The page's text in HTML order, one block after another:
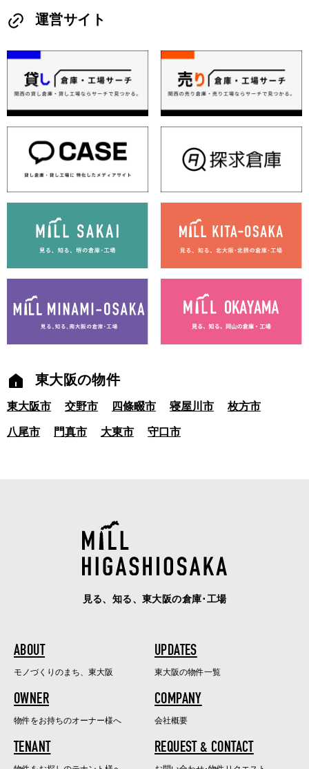
運営サイト
東大阪の物件
東大阪市 交野市 四條畷市 寝屋川市 枚方市
八尾市 門真市 大東市 守口市
見る、知る、東大阪の倉庫･工場
ABOUT
モノづくりのまち、東大阪
UPDATES
東大阪の物件一覧
OWNER
物件をお持ちのオーナー様へ
COMPANY
会社概要
TENANT REQUEST & CONTACT